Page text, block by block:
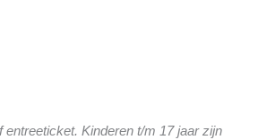
entreeticket. Kinderen t/m 17 jaar zijn